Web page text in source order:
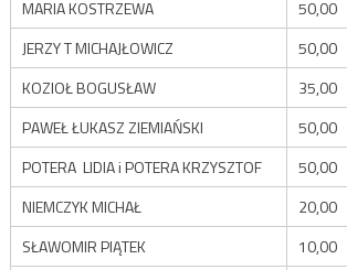
MARIA KOSTRZEWA
50,00
JERZY T MICHAJŁOWICZ
50,00
KOZIOŁ BOGUSŁAW
35,00
PAWEŁ ŁUKASZ ZIEMIAŃSKI
50,00
POTERA LIDIA i POTERA KRZYSZTOF
50,00
NIEMCZYK MICHAŁ
20,00
SŁAWOMIR PIĄTEK
10,00